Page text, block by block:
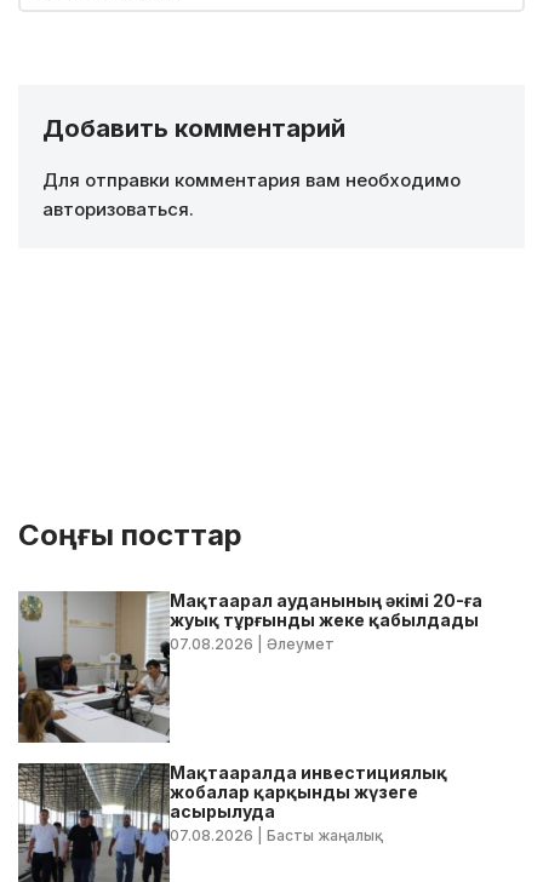
Добавить комментарий
Для отправки комментария вам необходимо
авторизоваться.
Соңғы посттар
Мақтаарал ауданының әкімі 20-ға
жуық тұрғынды жеке қабылдады
07.08.2026 | Әлеумет
Мақтааралда инвестициялық
жобалар қарқынды жүзеге
асырылуда
07.08.2026 | Басты жаңалық